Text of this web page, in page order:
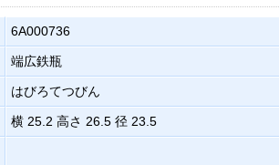
6A000736
端広鉄瓶
はびろてつびん
横 25.2 高さ 26.5 径 23.5